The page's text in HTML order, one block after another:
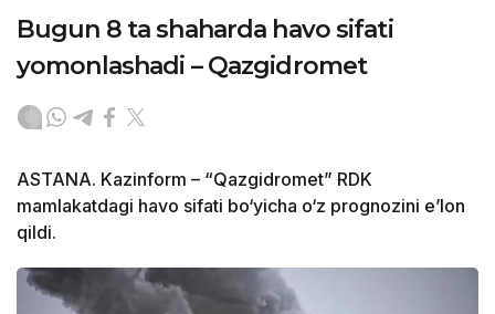
Bugun 8 ta shaharda havo sifati
yomonlashadi – Qazgidromet
ASTANA. Kazinform – “Qazgidromet” RDK
mamlakatdagi havo sifati bo‘yicha o‘z prognozini e’lon
qildi.